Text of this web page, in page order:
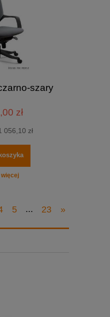
szary
zł
056,10 zł
5 ... 23 »